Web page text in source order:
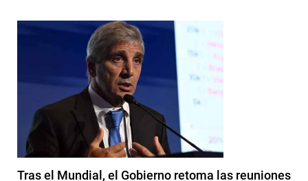
Tras el Mundial, el Gobierno retoma las reuniones